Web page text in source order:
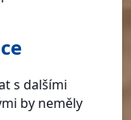
s dalšími
by neměly